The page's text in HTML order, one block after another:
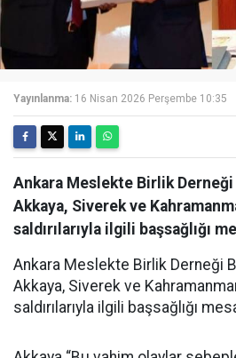
Yayınlanma: 16 Nisan 2026 Perşembe 10:35
Ankara Meslekte Birlik Derneği
Akkaya, Siverek ve
saldırılarıyla ilgili başsağlığı
Ankara Meslekte Birlik Derneği
Akkaya, Siverek ve
saldırılarıyla ilgili başsağlığı